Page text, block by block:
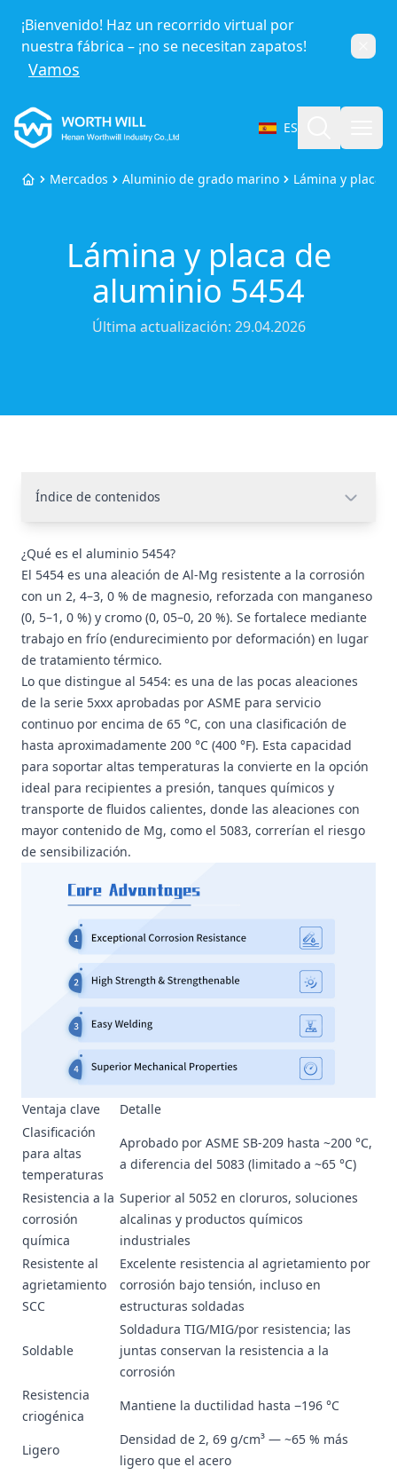
¡Bienvenido! Haz un recorrido virtual por
nuestra fábrica – ¡no se necesitan zapatos!
Vamos
Worthwill
ES
Seleccionar idioma
InicioMercados Aluminio de grado marino Lámina y placa
Lámina y placa de
aluminio 5454
Última actualización: 29.04.2026
Índice de contenidos
¿Qué es el aluminio 5454?
El 5454 es una aleación de Al-Mg resistente a la corrosión
con un 2, 4–3, 0 % de magnesio, reforzada con manganeso
(0, 5–1, 0 %) y cromo (0, 05–0, 20 %). Se fortalece mediante
trabajo en frío (endurecimiento por deformación) en lugar
de tratamiento térmico.
Lo que distingue al 5454: es una de las pocas aleaciones
de la serie 5xxx aprobadas por ASME para servicio
continuo por encima de 65 °C, con una clasificación de
hasta aproximadamente 200 °C (400 °F). Esta capacidad
para soportar altas temperaturas la convierte en la opción
ideal para recipientes a presión, tanques químicos y
transporte de fluidos calientes, donde las aleaciones con
mayor contenido de Mg, como el 5083, correrían el riesgo
de sensibilización.
Ventaja clave
Detalle
Clasificación
para altas
temperaturas
Aprobado por ASME SB-209 hasta ~200 °C,
a diferencia del 5083 (limitado a ~65 °C)
Resistencia a la
corrosión
química
Superior al 5052 en cloruros, soluciones
alcalinas y productos químicos
industriales
Resistente al
agrietamiento
SCC
Excelente resistencia al agrietamiento por
corrosión bajo tensión, incluso en
estructuras soldadas
Soldable
Soldadura TIG/MIG/por resistencia; las
juntas conservan la resistencia a la
corrosión
Resistencia
criogénica
Mantiene la ductilidad hasta −196 °C
Ligero
Densidad de 2, 69 g/cm³ — ~65 % más
ligero que el acero